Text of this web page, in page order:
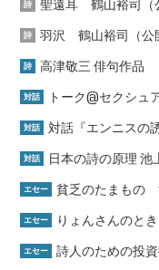
詩 聖遠耳 鶴山裕司（
詩 羽沢 鶴山裕司（公
詩 高津敬三 俳句作品
対話 トーク@セクシ
対話 対話『エンニスの
対話 日本の詩の原理 池
エセー 貧乏のたまもの
エセー りょんさんのと
エセー 詩人のための投